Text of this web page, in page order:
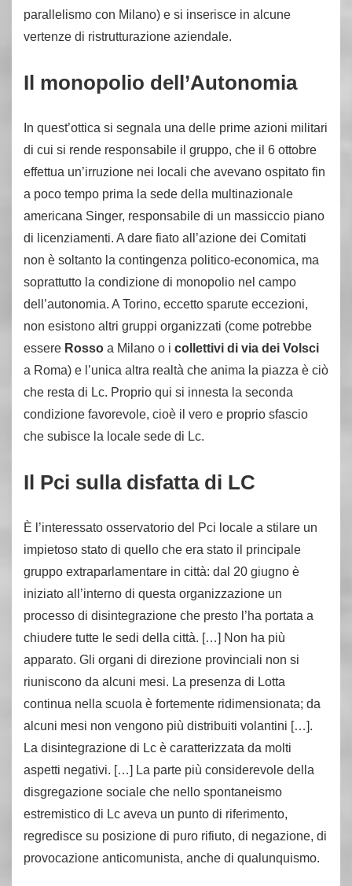
parallelismo con Milano) e si inserisce in alcune
vertenze di ristrutturazione aziendale.
Il monopolio dell’Autonomia
In quest’ottica si segnala una delle prime azioni militari
di cui si rende responsabile il gruppo, che il 6 ottobre
effettua un’irruzione nei locali che avevano ospitato fin
a poco tempo prima la sede della multinazionale
americana Singer, responsabile di un massiccio piano
di licenziamenti. A dare fiato all’azione dei Comitati
non è soltanto la contingenza politico-economica, ma
soprattutto la condizione di monopolio nel campo
dell’autonomia. A Torino, eccetto sparute eccezioni,
non esistono altri gruppi organizzati (come potrebbe
essere Rosso a Milano o i collettivi di via dei Volsci
a Roma) e l’unica altra realtà che anima la piazza è ciò
che resta di Lc. Proprio qui si innesta la seconda
condizione favorevole, cioè il vero e proprio sfascio
che subisce la locale sede di Lc.
Il Pci sulla disfatta di LC
È l’interessato osservatorio del Pci locale a stilare un
impietoso stato di quello che era stato il principale
gruppo extraparlamentare in città: dal 20 giugno è
iniziato all’interno di questa organizzazione un
processo di disintegrazione che presto l’ha portata a
chiudere tutte le sedi della città. […] Non ha più
apparato. Gli organi di direzione provinciali non si
riuniscono da alcuni mesi. La presenza di Lotta
continua nella scuola è fortemente ridimensionata; da
alcuni mesi non vengono più distribuiti volantini […].
La disintegrazione di Lc è caratterizzata da molti
aspetti negativi. […] La parte più considerevole della
disgregazione sociale che nello spontaneismo
estremistico di Lc aveva un punto di riferimento,
regredisce su posizione di puro rifiuto, di negazione, di
provocazione anticomunista, anche di qualunquismo.